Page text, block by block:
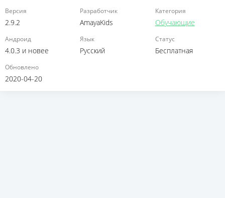
Версия
2.9.2
Разработчик
AmayaKids
Категория
Обучающие
Андроид
4.0.3 и новее
Язык
Русский
Статус
Бесплатная
Обновлено
2020-04-20